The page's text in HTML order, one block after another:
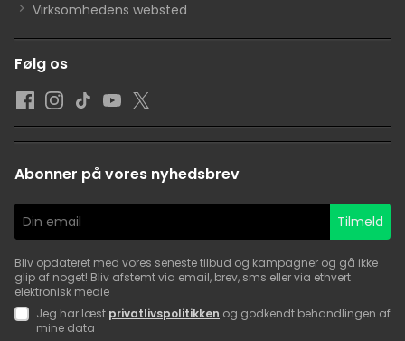
Virksomhedens websted
Følg os
Abonner på vores nyhedsbrev
Tilmeld
Bliv opdateret med vores seneste tilbud og kampagner og gå ikke
glip af noget! Bliv afstemt via email, brev, sms eller via ethvert
elektronisk medie
Jeg har læst privatlivspolitikken og godkendt behandlingen af
mine data